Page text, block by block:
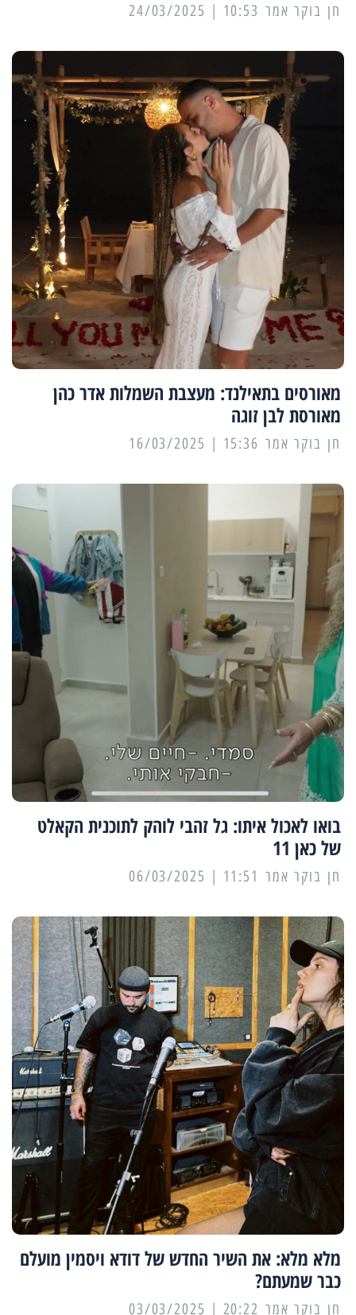
10:53 | 24/03/2025
מאורסים בתאילנד: מעצבת השמלות אדר כהן
מאורסת לבן זוגה
15:36 | 16/03/2025
בואו לאכול איתו: גל זהבי לוהק לתוכנית הקאלט
של כאן 11
11:51 | 06/03/2025
מלא מלא: את השיר החדש של דודא ויסמין מועלם
כבר שמעתם?
20:22 | 03/03/2025